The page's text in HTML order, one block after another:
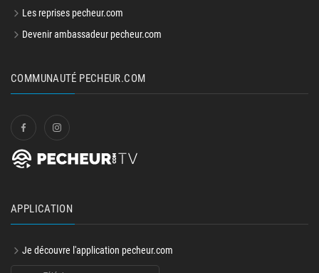
Les reprises pecheur.com
Devenir ambassadeur pecheur.com
COMMUNAUTÉ PECHEUR.COM
APPLICATION
Je découvre l'application pecheur.com